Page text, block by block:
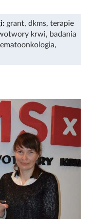
grant, dkms, terapie
krwi, badania
,